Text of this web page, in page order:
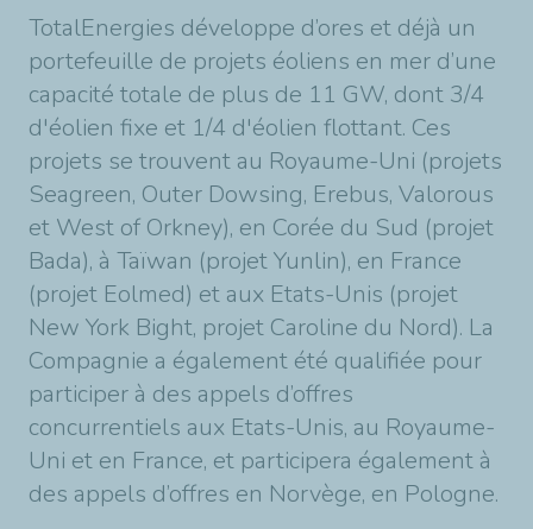
TotalEnergies développe d’ores et déjà un
portefeuille de projets éoliens en mer d’une
capacité totale de plus de 11 GW, dont 3/4
d'éolien fixe et 1/4 d'éolien flottant. Ces
projets se trouvent au Royaume-Uni (projets
Seagreen, Outer Dowsing, Erebus, Valorous
et West of Orkney), en Corée du Sud (projet
Bada), à Taïwan (projet Yunlin), en France
(projet Eolmed) et aux Etats-Unis (projet
New York Bight, projet Caroline du Nord). La
Compagnie a également été qualifiée pour
participer à des appels d’offres
concurrentiels aux Etats-Unis, au Royaume-
Uni et en France, et participera également à
des appels d’offres en Norvège, en Pologne.